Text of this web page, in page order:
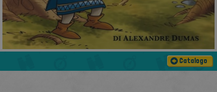
Catalogo